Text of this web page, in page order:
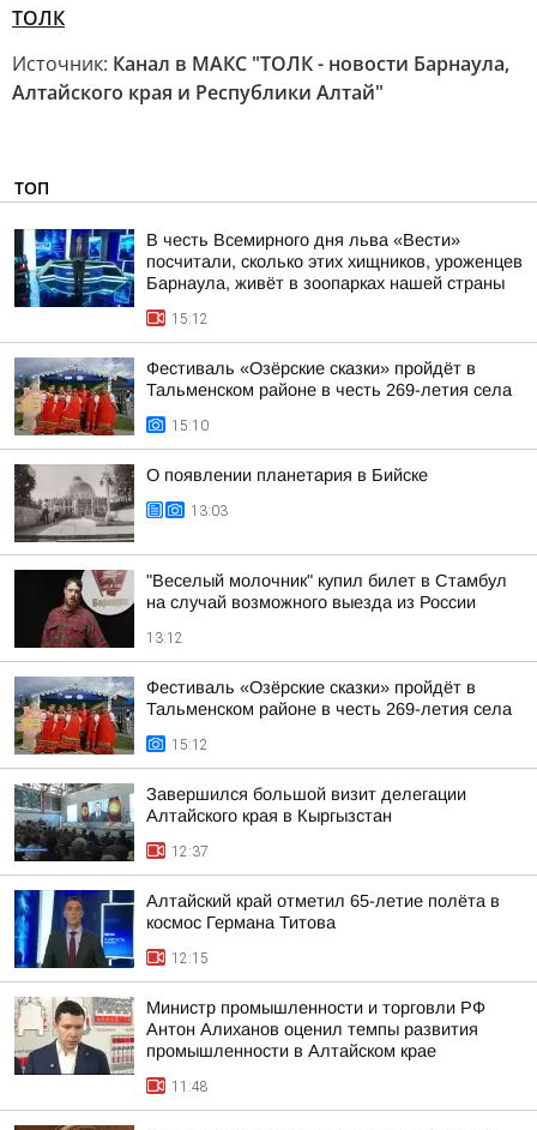
ТОЛК
Источник: Канал в МАКС "ТОЛК - новости Барнаула,
Алтайского края и Республики Алтай"
ТОП
В честь Всемирного дня льва «Вести»
посчитали, сколько этих хищников, уроженцев
Барнаула, живёт в зоопарках нашей страны
15:12
Фестиваль «Озёрские сказки» пройдёт в
Тальменском районе в честь 269-летия села
15:10
О появлении планетария в Бийске
13:03
"Веселый молочник" купил билет в Стамбул
на случай возможного выезда из России
13:12
Фестиваль «Озёрские сказки» пройдёт в
Тальменском районе в честь 269-летия села
15:12
Завершился большой визит делегации
Алтайского края в Кыргызстан
12:37
Алтайский край отметил 65-летие полёта в
космос Германа Титова
12:15
Министр промышленности и торговли РФ
Антон Алиханов оценил темпы развития
промышленности в Алтайском крае
11:48